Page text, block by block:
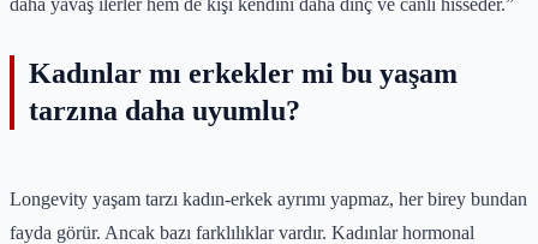
Kadınlar mı erkekler mi bu yaşam
tarzına daha uyumlu?
Longevity yaşam tarzı kadın-erkek ayrımı yapmaz, her birey bundan
fayda görür. Ancak bazı farklılıklar vardır. Kadınlar hormonal